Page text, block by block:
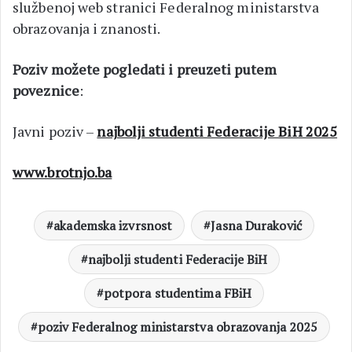
službenoj web stranici Federalnog ministarstva
obrazovanja i znanosti.
Poziv možete pogledati i preuzeti putem
poveznice:
Javni poziv –najbolji studenti Federacije BiH 2025
www.brotnjo.ba
akademska izvrsnost
Jasna Duraković
najbolji studenti Federacije BiH
potpora studentima FBiH
poziv Federalnog ministarstva obrazovanja 2025